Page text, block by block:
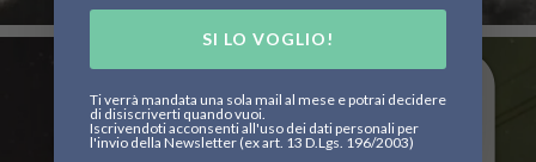
SI LO VOGLIO!
Ti verrà mandata una sola mail al mese e potrai decidere
di disiscriverti quando vuoi.
Iscrivendoti acconsenti all'uso dei dati personali per
l'invio della Newsletter (ex art. 13 D.Lgs. 196/2003)